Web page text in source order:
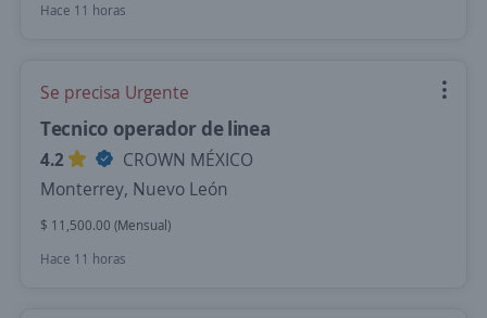
Hace 11 horas
Se precisa Urgente
Tecnico operador de linea
4.2
CROWN MÉXICO
Monterrey, Nuevo León
$ 11,500.00 (Mensual)
Hace 11 horas